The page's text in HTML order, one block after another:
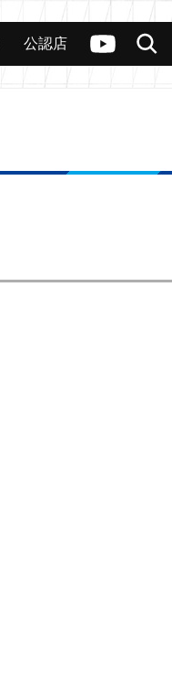
ヴァンガードch
検索
公認店舗 その他
公認店